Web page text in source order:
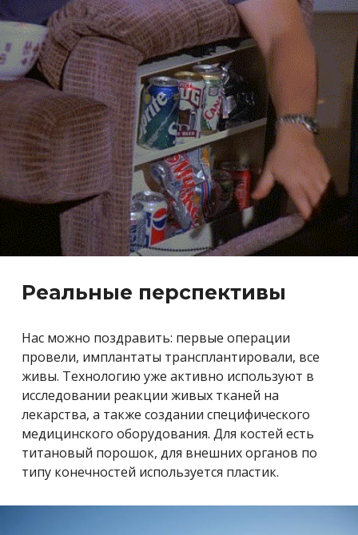
Реальные перспективы
Нас можно поздравить: первые операции
провели, имплантаты трансплантировали, все
живы. Технологию уже активно используют в
исследовании реакции живых тканей на
лекарства, а также создании специфического
медицинского оборудования. Для костей есть
титановый порошок, для внешних органов по
типу конечностей используется пластик.